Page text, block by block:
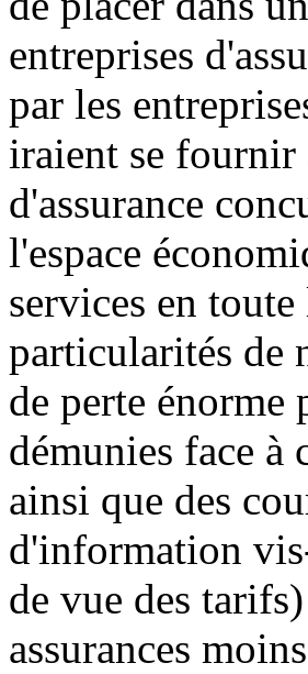
entreprises
par les
iraient se fournir
d'assurance
l'espace
services en
particularités de
de perte énorme
démunies face à
ainsi que des
d'information
de vue des
assurances